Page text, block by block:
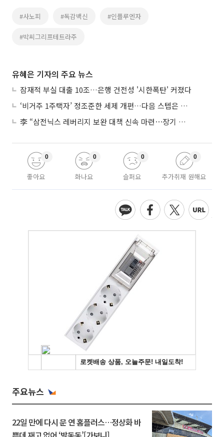
#사노피 #독감백신 #인플루엔자
#박씨그리프테트라주
유혜은 기자의 주요 뉴스
잠재적 부실 대출 10조…은행 건전성 '시한폭탄' 커졌다
‘비거주 1주택자’ 정조준한 세제 개편…다음 스텝은 금융 대책
李 “삼전닉스 레버리지 보완 대책 신속 마련⋯장기 채무 과감히 탕감”
좋아요
0
화나요
0
슬퍼요
0
추가취재 원해요
0
주요뉴스
22일 만에 다시 문 연 홈플러스…정상화 바